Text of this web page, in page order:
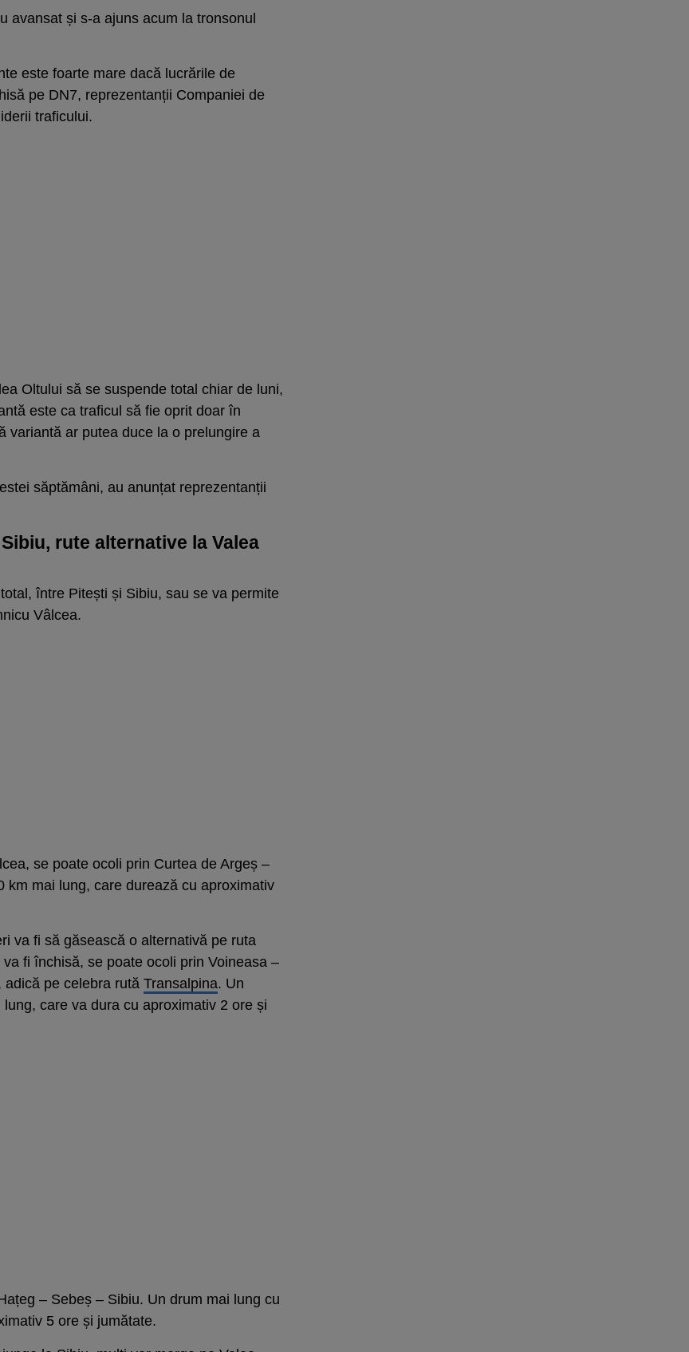
avansat și s-a ajuns acum la tronsonul
este foarte mare dacă lucrările de
pe DN7, reprezentanții Companiei de
traficului.
Oltului să se suspende total chiar de luni,
este ca traficul să fie oprit doar în
variantă ar putea duce la o prelungire a
săptămâni, au anunțat reprezentanții
rute alternative la Valea
între Pitești și Sibiu, sau se va permite
Vâlcea.
se poate ocoli prin Curtea de Argeș –
km mai lung, care durează cu aproximativ
va fi să găsească o alternativă pe ruta
fi închisă, se poate ocoli prin Voineasa –
pe celebra rută Transalpina. Un
care va dura cu aproximativ 2 ore și
– Sebeș – Sibiu. Un drum mai lung cu
5 ore și jumătate.